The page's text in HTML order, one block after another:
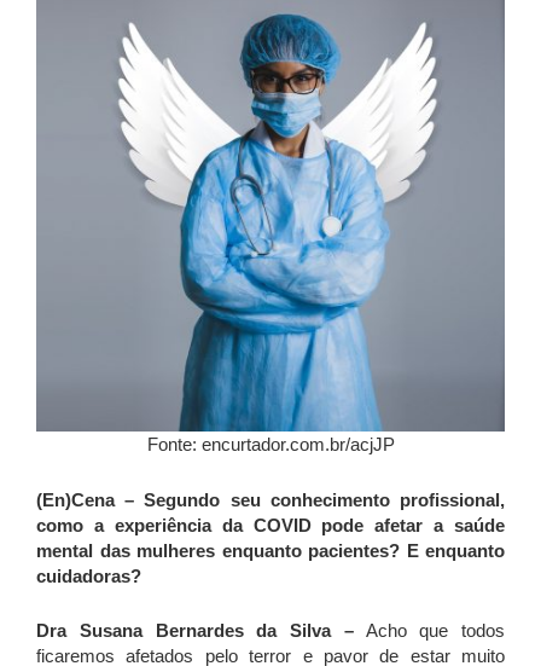
Fonte: encurtador.com.br/acjJP
(En)Cena – Segundo seu conhecimento profissional,
como a experiência da COVID pode afetar a saúde
mental das mulheres enquanto pacientes? E enquanto
cuidadoras?
Dra Susana Bernardes da Silva –Acho que todos
ficaremos afetados pelo terror e pavor de estar muito